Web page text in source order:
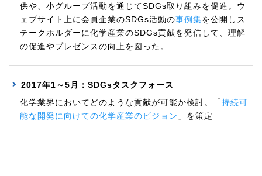
供や、小グループ活動を通じてSDGs取り組みを促進。ウ
ェブサイト上に会員企業のSDGs活動の事例集を公開しス
テークホルダーに化学産業のSDGs貢献を発信して、理解
の促進やプレゼンスの向上を図った。
2017年1～5月：SDGsタスクフォース
化学業界においてどのような貢献が可能か検討。「持続可
能な開発に向けての化学産業のビジョン 」を策定